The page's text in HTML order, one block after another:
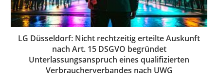
LG Düsseldorf: Nicht rechtzeitig erteilte Auskunft
nach Art. 15 DSGVO begründet
Unterlassungsanspruch eines qualifizierten
Verbraucherverbandes nach UWG